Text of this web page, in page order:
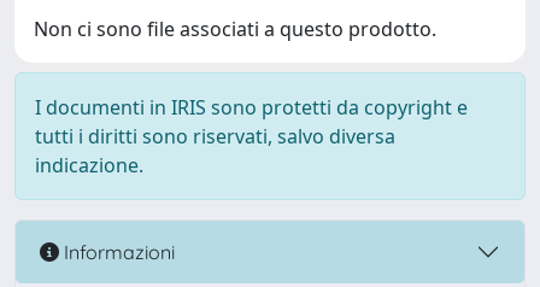
Non ci sono file associati a questo prodotto.
I documenti in IRIS sono protetti da copyright e
tutti i diritti sono riservati, salvo diversa
indicazione.
Informazioni